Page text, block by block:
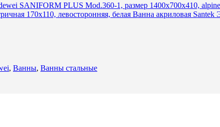
SANIFORM PLUS Mod.360-1, размер 1400х700х410,
Ванна акриловая Santek
, Ванны, Ванны стальные